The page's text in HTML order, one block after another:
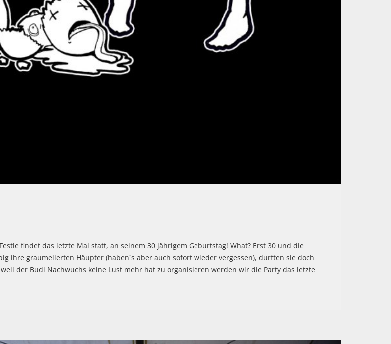
findet das letzte Mal statt, an seinem 30 jährigem Geburtstag! What? Erst 30 und die
ihre graumelierten Häupter (haben`s aber auch sofort wieder vergessen), durften sie doch
der Budi Nachwuchs keine Lust mehr hat zu organisieren werden wir die Party das letzte